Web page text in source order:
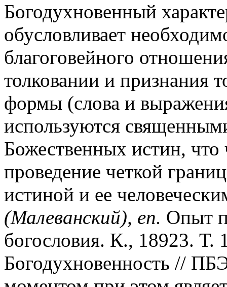
Богодухновенный
обусловливает
благоговейного
толковании и признания
формы (слова и
используются
Божественных истин,
проведение четкой
истиной и ее
(Малеванский), еп. Опыт
богословия. К., 18923. Т.
Богодухновенность //